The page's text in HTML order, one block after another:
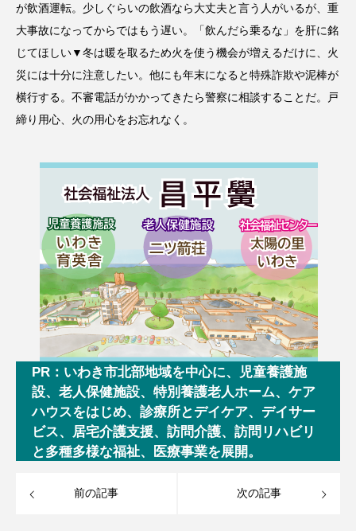
が飲酒運転。少しぐらいの飲酒なら大丈夫と言う人がいるが、重
大事故になってからではもう遅い。「飲んだら乗るな」を肝に銘
じてほしい▼冬は暖を取るため火を使う機会が増えるだけに、火
災には十分に注意したい。他にも年末になると特殊詐欺や泥棒が
横行する。不審電話がかかってきたら警察に相談することだ。戸
締り用心、火の用心をお忘れなく。
PR：いわき市北部地域を中心に、児童養護施
設、老人保健施設、特別養護老人ホーム、ケア
ハウスをはじめ、診療所とデイケア、デイサー
ビス、居宅介護支援、訪問介護、訪問リハビリ
と多種多様な福祉、医療事業を展開。
前の記事 次の記事